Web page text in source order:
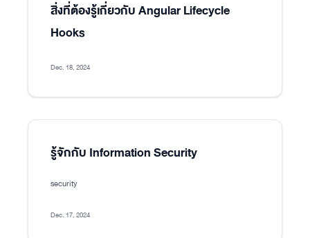
สิ่งที่ต้องรู้เกี่ยวกับ Angular Lifecycle
Hooks
Dec. 18, 2024
รู้จักกับ Information Security
security
Dec. 17, 2024